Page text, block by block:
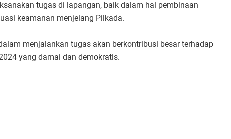
tugas di lapangan, baik dalam hal pembinaan
keamanan menjelang Pilkada.
menjalankan tugas akan berkontribusi besar terhadap
yang damai dan demokratis.